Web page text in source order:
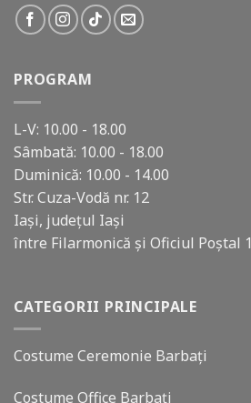
PROGRAM
L-V: 10.00 - 18.00
Sâmbată: 10.00 - 18.00
Duminică: 10.00 - 14.00
Str. Cuza-Vodă nr. 12
Iași, județul Iași
între Filarmonică și Oficiul Poștal 1
CATEGORII PRINCIPALE
Costume Ceremonie Barbați
Costume Office Barbați